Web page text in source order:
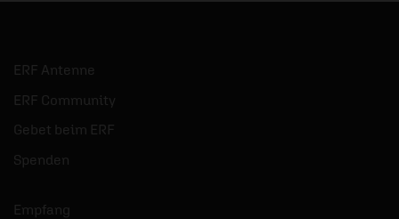
ERF Antenne
ERF Community
Gebet beim ERF
Spenden
Empfang